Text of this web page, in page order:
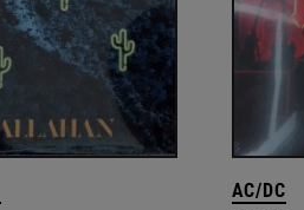
AC/DC